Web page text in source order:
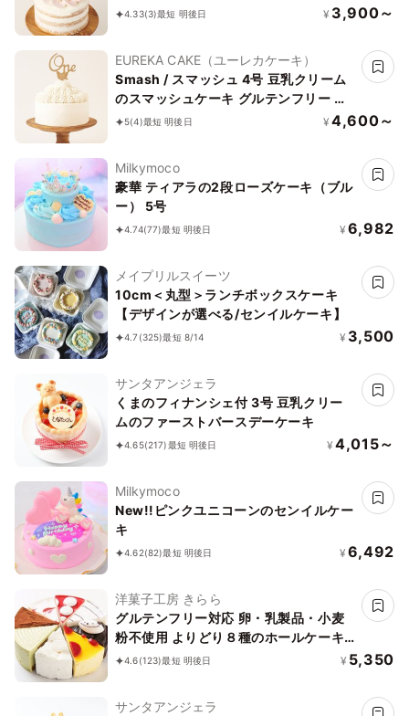
不使用 着色料不使用
4.33(3)最短 明後日 ¥ 3,900～
EUREKA CAKE（ユーレカケーキ）
Smash / スマッシュ 4号 豆乳クリーム
のスマッシュケーキ グルテンフリー 小
麦・乳不使用
5(4)最短 明後日 ¥ 4,600～
Milkymoco
豪華 ティアラの2段ローズケーキ（ブル
ー） 5号
4.74(77)最短 明後日 ¥ 6,982
メイプリルスイーツ
10cm＜丸型＞ランチボックスケーキ
【デザインが選べる/センイルケーキ】
4.7 (325)最短 8/14 ¥ 3,500
サンタアンジェラ
くまのフィナンシェ付 3号 豆乳クリー
ムのファーストバースデーケーキ
4.65(217)最短 明後日 ¥ 4,015～
Milkymoco
New!!ピンクユニコーンのセンイルケー
キ
4.62(82)最短 明後日 ¥ 6,492
洋菓子工房 きらら
グルテンフリー対応 卵・乳製品・小麦
粉不使用 よりどり８種のホールケーキ
5号 15cm
4.6(123)最短 明後日 ¥ 5,350
サンタアンジェラ